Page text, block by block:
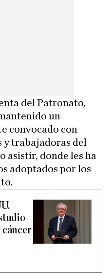
del Patronato,
un
convocado con
trabajadoras del
asistir, donde les ha
adoptados por los
cáncer